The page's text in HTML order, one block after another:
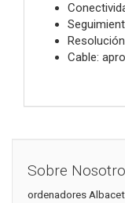
Cable:
Sobre
ordenadores